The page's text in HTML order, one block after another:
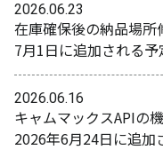
2026.06.23
在庫確保後の納品場
7月1日に追加される予
2026.06.16
キャムマックスAPIの
2026年6月24日に追加